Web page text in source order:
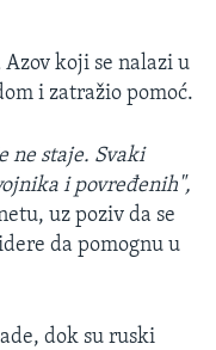
koji se nalazi u
i zatražio pomoć.
ne staje. Svaki
i povređenih",
uz poziv da se
da pomognu u
dok su ruski